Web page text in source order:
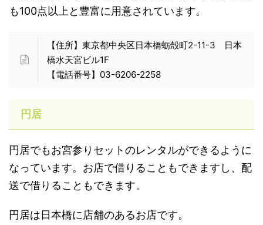
も100点以上と豊富に用意されています。
【住所】東京都中央区日本橋蛎殻町2-11-3 日本
橋水天宮ビル1F
【電話番号】03-6206-2258
円居
円居でもお宮参りセットのレンタルができるように
なっています。お店で借りることもできますし、配
送で借りることもできます。
円居は日本橋に店舗のあるお店です。